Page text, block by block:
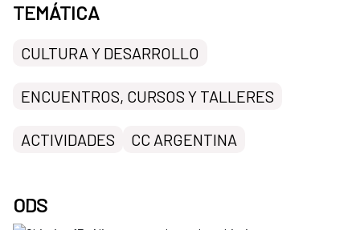
TEMÁTICA
CULTURA Y DESARROLLO
ENCUENTROS, CURSOS Y TALLERES
ACTIVIDADES CC ARGENTINA
ODS